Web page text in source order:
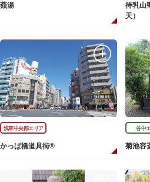
燕湯
待乳山
天）
浅草中央部エリア
かっぱ橋道具街®
谷中
菊池容